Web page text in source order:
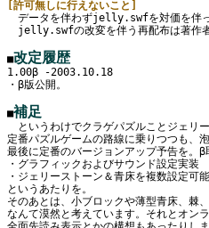
[許可無しに行えないこと]
データを伴わずjelly.swfを対価を伴っ
jelly.swfの改変を伴う再配布は著作者
■改定履歴
1.00β -2003.10.18
・β版公開。
■補足
というわけでクラゲパズルことジェリ
定番パズルゲームの路線に乗りつつも、
最後に定番のバージョンアップ予告を。β
・グラフィックおよびサウンド設定実装
・ジェリーストーン＆青床を複数設定可
というあたりを。
そのあとは、小ブロックや薄型青床、棘
なんて漠然と考えています。それとオン